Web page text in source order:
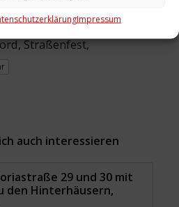
Impressum
,Integration,Kind
,Straßenfest,
auch interessieren
29 und 30 mit
den Hinterhäusern,